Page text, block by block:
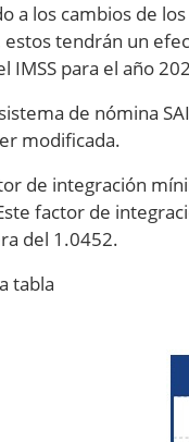
a los cambios de
estos tendrán un
IMSS para el año
de nómina
modificada.
de integración
factor de
del 1.0452.
tabla